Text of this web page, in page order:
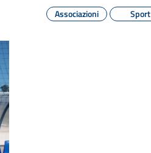
Associazioni
Sport